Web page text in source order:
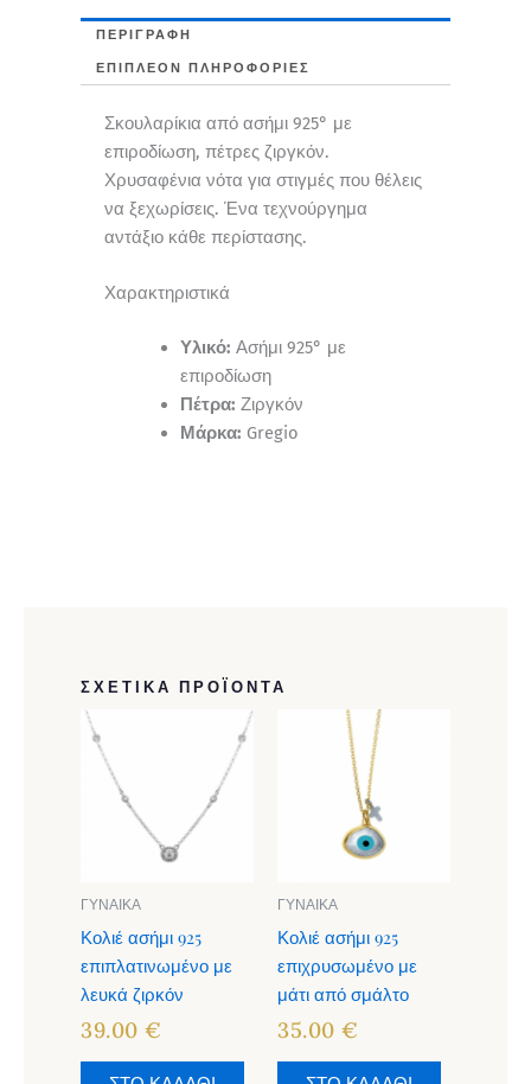
ΠΕΡΙΓΡΑΦΉ
ΕΠΙΠΛΈΟΝ ΠΛΗΡΟΦΟΡΊΕΣ
Σκουλαρίκια από ασήμι 925° με
επιροδίωση, πέτρες ζιργκόν.
Χρυσαφένια νότα για στιγμές που θέλεις
να ξεχωρίσεις. Ένα τεχνούργημα
αντάξιο κάθε περίστασης.
Χαρακτηριστικά
Υλικό: Ασήμι 925° με
επιροδίωση
Πέτρα: Ζιργκόν
Μάρκα: Gregio
ΣΧΕΤΙΚΆ ΠΡΟΪΌΝΤΑ
ΓΥΝΑΙΚΑ
Κολιέ ασήμι 925
επιπλατινωμένο με
λευκά ζιρκόν
39.00 €
ΓΥΝΑΙΚΑ
Κολιέ ασήμι 925
επιχρυσωμένο με
μάτι από σμάλτο
35.00 €